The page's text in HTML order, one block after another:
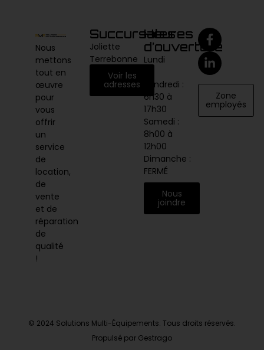
Nous
mettons
tout en
œuvre
pour
vous
offrir
un
service
de
location,
de
vente
et de
réparation
de
qualité
!
Succursales
Joliette
Terrebonne
Voir les
adresses
Heures
d’ouverture
Lundi
vendredi :
6h30 à
17h30
Samedi :
8h00 à
12h00
Dimanche :
FERMÉ
Nous
joindre
Zone
employés
© 2024 Solutions Multi-Équipements. Tous droits réservés.
Propulsé par Gestrago